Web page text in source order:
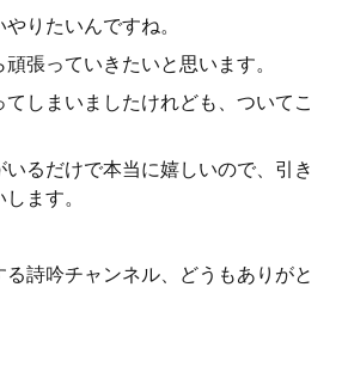
りたいんですね。
張っていきたいと思います。
しまいましたけれども、ついてこ
るだけで本当に嬉しいので、引き
ます。
詩吟チャンネル、どうもありがと